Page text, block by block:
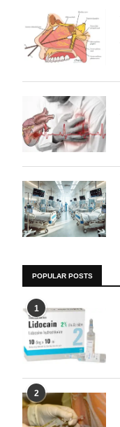
POPULAR POSTS
1
2